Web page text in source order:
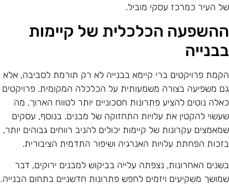
העיר כמרכז עסקי מוביל.
הכלכלית של קיימות
פרויקטים ברי קיימא בבנייה לא רק תורמת לסביבה, אלא
משפיעה בצורה משמעותית על הכלכלה המקומית. פרויקטים
נוטים להציע פתרונות חסכוניים יותר לטווח הארוך, מה
להקטין את עלויות התחזוקה של מבנים. בנוסף, עסקים
עקרונות של קיימות יכולים להניב רווחים גבוהים יותר,
הפחתת עלויות האנרגיה ושיפור התדמית הציבורית.
האחרונות, נצפתה עלייה בביקוש למבנים ירוקים, דבר
משקיעים ויזמים לחפש פתרונות חדשניים בתחום הבנייה.